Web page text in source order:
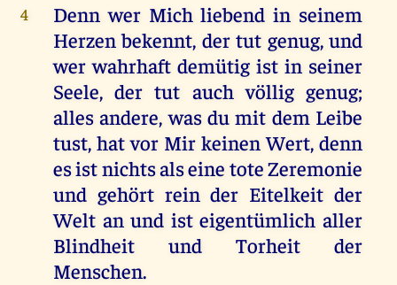
4
Denn wer Mich liebend in seinem
Herzen bekennt, der tut genug, und
wer wahrhaft demütig ist in seiner
Seele, der tut auch völlig genug;
alles andere, was du mit dem Leibe
tust, hat vor Mir keinen Wert, denn
es ist nichts als eine tote Zeremonie
und gehört rein der Eitelkeit der
Welt an und ist eigentümlich aller
Blindheit und Torheit der
Menschen.